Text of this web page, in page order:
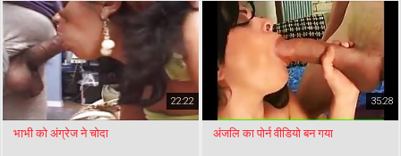
22:22
भाभी को अंग्रेज ने चोदा
35:28
अंजलि का पोर्न वीडियो बन गया